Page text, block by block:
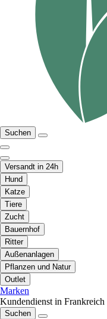
Suchen
Versandt in 24h
Hund
Katze
Tiere
Zucht
Bauernhof
Ritter
Außenanlagen
Pflanzen und Natur
Outlet
Marken
Kundendienst in Frankreich
Suchen